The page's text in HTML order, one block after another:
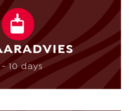
- 10 days